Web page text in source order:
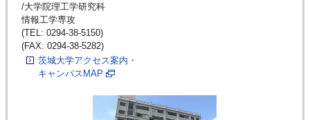
/大学院理工学研究科
情報工学専攻
(TEL: 0294-38-5150)
(FAX: 0294-38-5282)
茨城大学アクセス案内・
キャンパスMAP